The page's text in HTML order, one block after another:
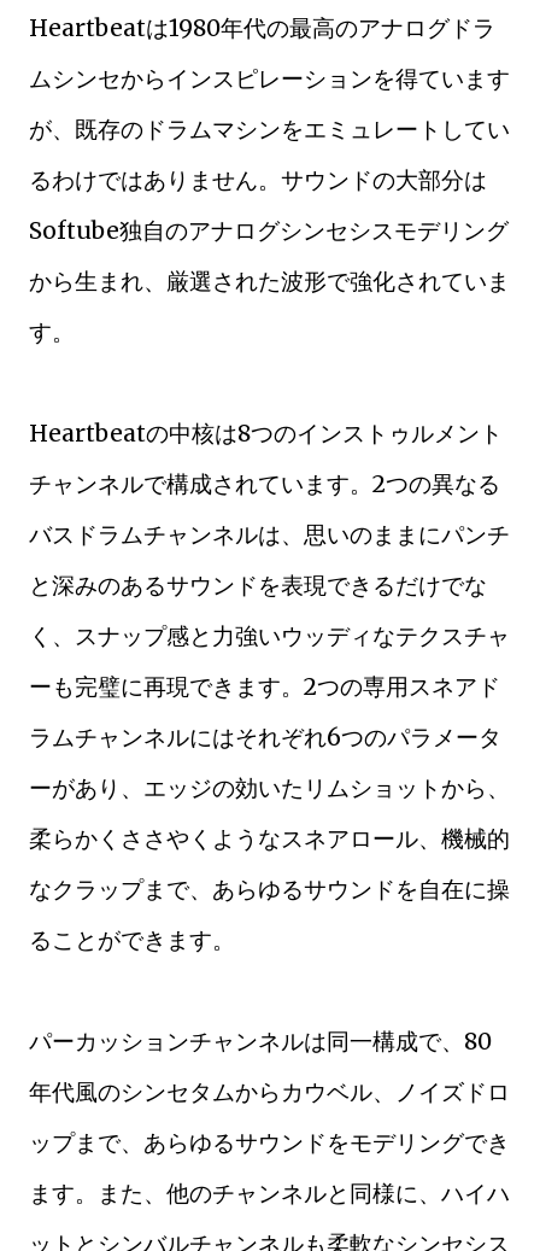
Heartbeatは1980年代の最高のアナログドラ
ムシンセからインスピレーションを得ています
が、既存のドラムマシンをエミュレートしてい
るわけではありません。サウンドの大部分は
Softube独自のアナログシンセシスモデリング
から生まれ、厳選された波形で強化されていま
す。
Heartbeatの中核は8つのインストゥルメント
チャンネルで構成されています。2つの異なる
バスドラムチャンネルは、思いのままにパンチ
と深みのあるサウンドを表現できるだけでな
く、スナップ感と力強いウッディなテクスチャ
ーも完璧に再現できます。2つの専用スネアド
ラムチャンネルにはそれぞれ6つのパラメータ
ーがあり、エッジの効いたリムショットから、
柔らかくささやくようなスネアロール、機械的
なクラップまで、あらゆるサウンドを自在に操
ることができます。
パーカッションチャンネルは同一構成で、80
年代風のシンセタムからカウベル、ノイズドロ
ップまで、あらゆるサウンドをモデリングでき
ます。また、他のチャンネルと同様に、ハイハ
ットとシンバルチャンネルも柔軟なシンセシス